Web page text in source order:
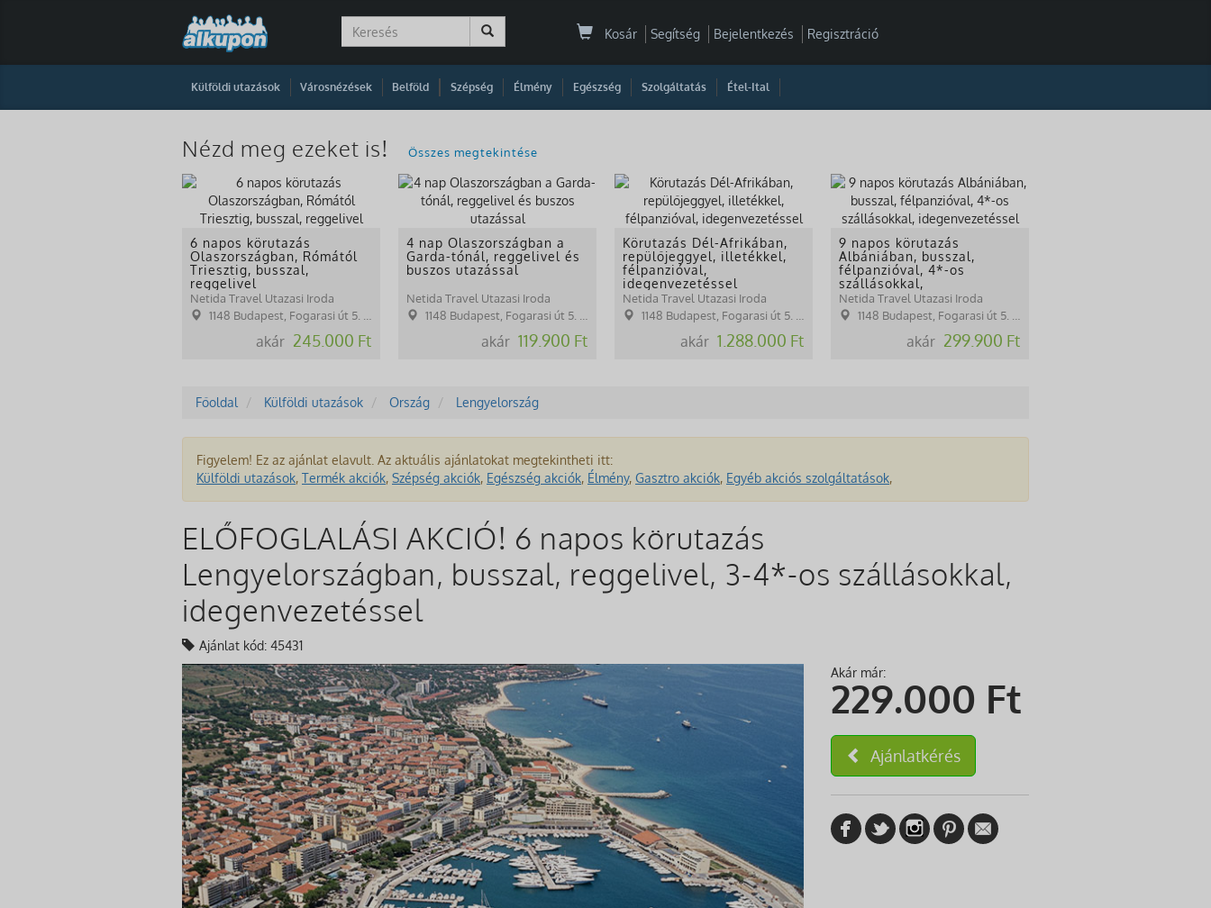
Kosár Segítség Bejelentkezés Regisztráció
Külföldi utazások Városnézések Belföld Szépség Élmény Egészség Szolgáltatás Étel-Ital
Nézd meg ezeket is! Összes megtekintése
6 napos körutazás
Olaszországban, Rómától
Triesztig, busszal,
reggelivel
Netida Travel Utazasi Iroda
1148 Budapest, Fogarasi út 5. 27. ép.( (NINCS SZEMÉLYES ÜGYFÉLFOGADÁS)
akár 245.000 Ft
4 nap Olaszországban a
Garda-tónál, reggelivel és
buszos utazással
Netida Travel Utazasi Iroda
1148 Budapest, Fogarasi út 5. 27. ép.( (NINCS SZEMÉLYES ÜGYFÉLFOGADÁS)
akár 119.900 Ft
Körutazás Dél-Afrikában,
repülőjeggyel, illetékkel,
félpanzióval,
idegenvezetéssel
Netida Travel Utazasi Iroda
1148 Budapest, Fogarasi út 5. 27. ép.( (NINCS SZEMÉLYES ÜGYFÉLFOGADÁS)
akár 1.288.000 Ft
9 napos körutazás
Albániában, busszal,
félpanzióval, 4*-os
szállásokkal,
idegenvezetéssel
Netida Travel Utazasi Iroda
1148 Budapest, Fogarasi út 5. 27. ép.( (NINCS SZEMÉLYES ÜGYFÉLFOGADÁS)
akár 299.900 Ft
Főoldal Külföldi utazások Ország Lengyelország
Figyelem! Ez az ajánlat elavult. Az aktuális ajánlatokat megtekintheti itt:
Külföldi utazások, Termék akciók, Szépség akciók, Egészség akciók, Élmény, Gasztro akciók, Egyéb akciós szolgáltatások,
ELŐFOGLALÁSI AKCIÓ! 6 napos körutazás
Lengyelországban, busszal, reggelivel, 3-4*-os szállásokkal,
idegenvezetéssel
Ajánlat kód: 45431
Akár már:
229.000 Ft
Ajánlatkérés